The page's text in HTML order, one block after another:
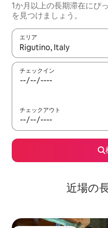
1か月以上の長期滞在にぴ
を見つけましょう。
エリア
検索結果が表示されたら、
チェックイン
チェックアウト
近場の